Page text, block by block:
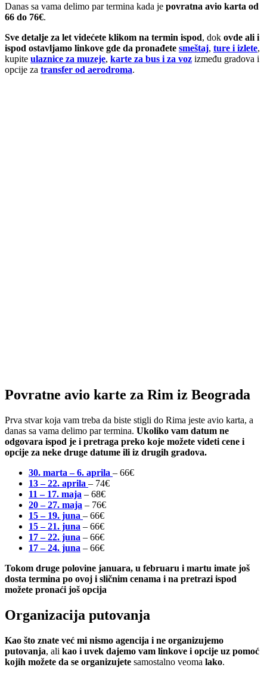
Danas sa vama delimo par termina kada je povratna avio karta od
66 do 76€.
Sve detalje za let videćete klikom na termin ispod, dok ovde ali i
ispod ostavljamo linkove gde da pronađete smeštaj, ture i izlete,
kupite ulaznice za muzeje, karte za bus i za voz između gradova i
opcije za transfer od aerodroma.
Povratne avio karte za Rim iz Beograda
Prva stvar koja vam treba da biste stigli do Rima jeste avio karta, a
danas sa vama delimo par termina. Ukoliko vam datum ne
odgovara ispod je i pretraga preko koje možete videti cene i
opcije za neke druge datume ili iz drugih gradova.
30. marta – 6. aprila – 66€
13 – 22. aprila – 74€
11 – 17. maja – 68€
20 – 27. maja – 76€
15 – 19. juna – 66€
15 – 21. juna – 66€
17 – 22. juna – 66€
17 – 24. juna – 66€
Tokom druge polovine januara, u februaru i martu imate još
dosta termina po ovoj i sličnim cenama i na pretrazi ispod
možete pronaći još opcija
Organizacija putovanja
Kao što znate već mi nismo agencija i ne organizujemo
putovanja, ali kao i uvek dajemo vam linkove i opcije uz pomoć
kojih možete da se organizujete samostalno veoma lako.